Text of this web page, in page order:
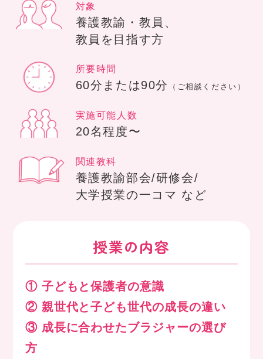
対象
養護教諭・教員、
教員を目指す方
所要時間
60分または90分 （ご相談ください）
実施可能人数
20名程度〜
関連教科
養護教諭部会/研修会/
大学授業の一コマ など
授業の内容
① 子どもと保護者の意識
② 親世代と子ども世代の成長の違い
③ 成長に合わせたブラジャーの選び
方